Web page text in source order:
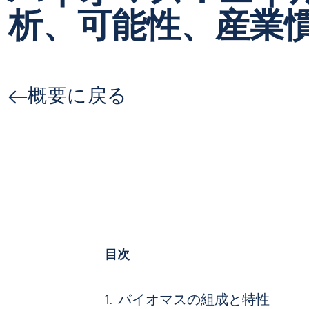
析、可能性、産業
概要に戻る
目次
バイオマスの組成と特性